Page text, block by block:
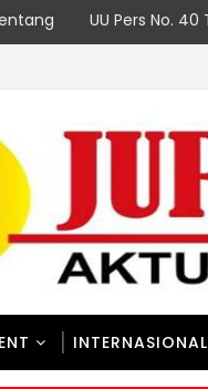
UU Pers No. 40
INTERNASIONAL